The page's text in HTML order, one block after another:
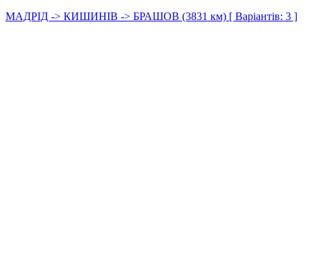
МАДРІД -> КИШИНІВ -> БРАШОВ (3831 км) [ Варіантів: 3 ]